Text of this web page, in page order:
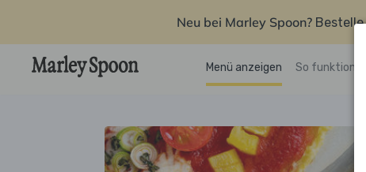
Neu bei Marley Spoon?
Menü anzeigen So